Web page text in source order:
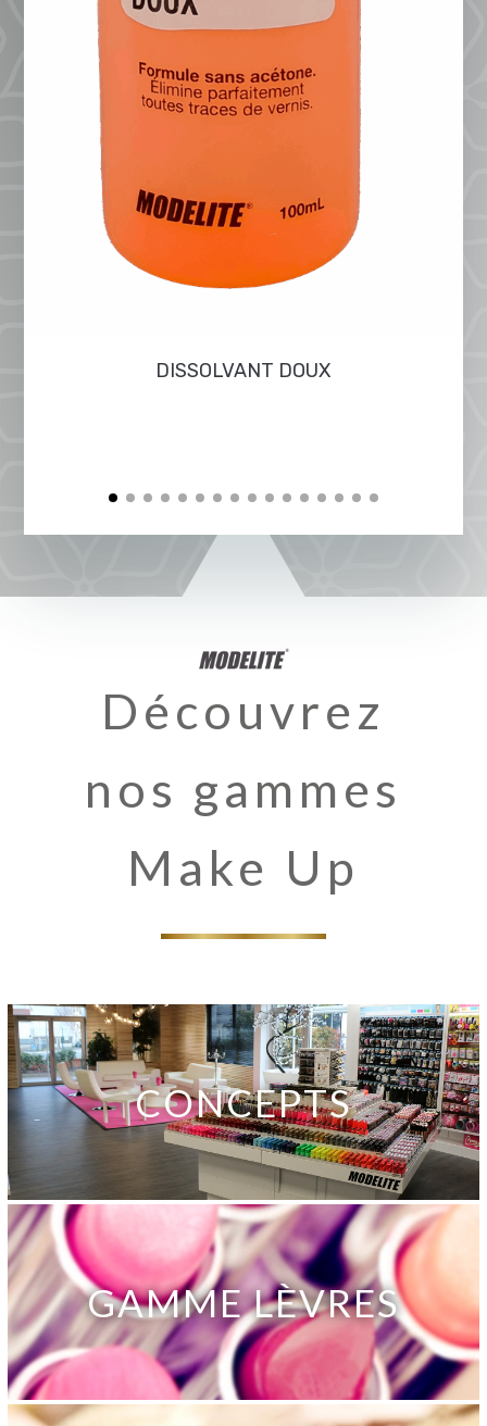
DISSOLVANT DOUX
Découvrez
nos gammes
Make Up
CONCEPTS
GAMME LÈVRES